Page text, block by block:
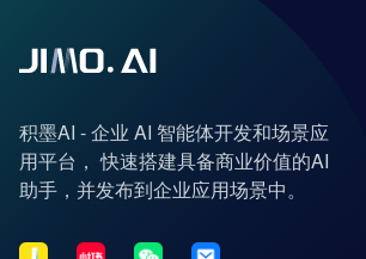
积墨AI - 企业 AI 智能体开发和场景应
用平台， 快速搭建具备商业价值的AI
助手，并发布到企业应用场景中。